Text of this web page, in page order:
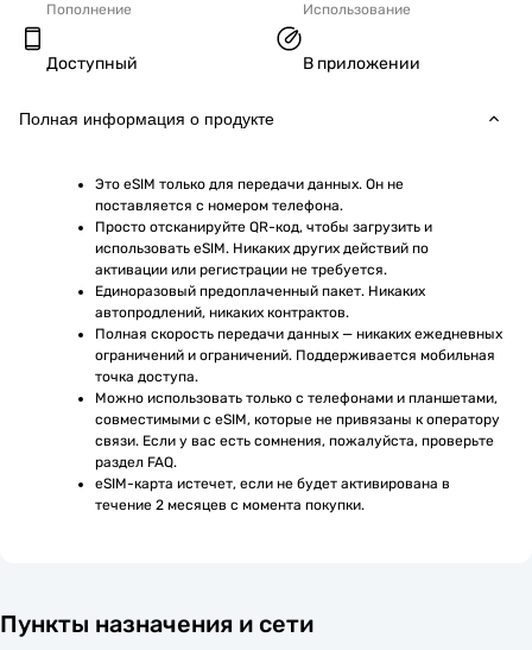
Пополнение
Доступный
Использование
В приложении
Полная информация о продукте
Это eSIM только для передачи данных. Он не
поставляется с номером телефона.
Просто отсканируйте QR-код, чтобы загрузить и
использовать eSIM. Никаких других действий по
активации или регистрации не требуется.
Единоразовый предоплаченный пакет. Никаких
автопродлений, никаких контрактов.
Полная скорость передачи данных — никаких ежедневных
ограничений и ограничений. Поддерживается мобильная
точка доступа.
Можно использовать только с телефонами и планшетами,
совместимыми с eSIM, которые не привязаны к оператору
связи. Если у вас есть сомнения, пожалуйста, проверьте
раздел FAQ.
eSIM-карта истечет, если не будет активирована в
течение 2 месяцев с момента покупки.
Пункты назначения и сети